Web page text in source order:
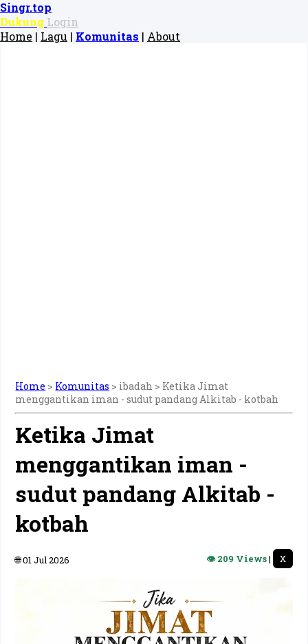
Singr.top
Dukung Login
Home | Lagu | Komunitas | About
Home > Komunitas > ibadah > Ketika Jimat
menggantikan iman - sudut pandang Alkitab - kotbah
Ketika Jimat
menggantikan iman -
sudut pandang Alkitab -
kotbah
🌐 01 Jul 2026 👁 209 Views| X